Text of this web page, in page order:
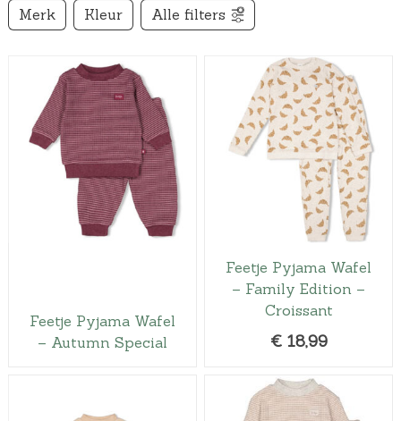
Merk Kleur Alle filters
Feetje Pyjama Wafel
– Autumn Special
Feetje Pyjama Wafel
– Family Edition –
Croissant
€ 18,99